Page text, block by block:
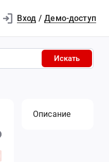
Вход / Демо-доступ
Искать
Описание